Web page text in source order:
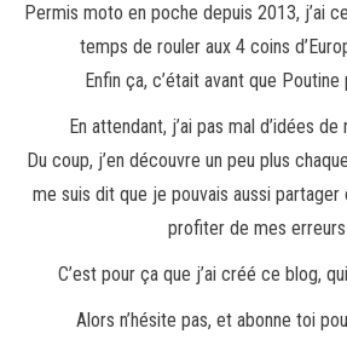
Permis moto en poche depuis 2013, j’ai
temps de rouler aux 4 coins
Enfin ça, c’était avant que
En attendant, j’ai pas mal d’idées
Du coup, j’en découvre un peu plus
me suis dit que je pouvais aussi
profiter de mes erreurs
C’est pour ça que j’ai créé ce blog,
Alors n’hésite pas, et abonne toi